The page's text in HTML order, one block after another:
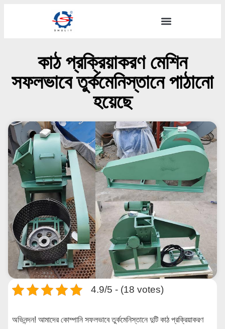
কাঠ প্রক্রিয়াকরণ মেশিন
সফলভাবে তুর্কমেনিস্তানে পাঠানো
হয়েছে
4.9/5 - (18 votes)
অভিনন্দন! আমাদের কোম্পানি সফলভাবে তুর্কমেনিস্তানে দুটি কাঠ প্রক্রিয়াকরণ